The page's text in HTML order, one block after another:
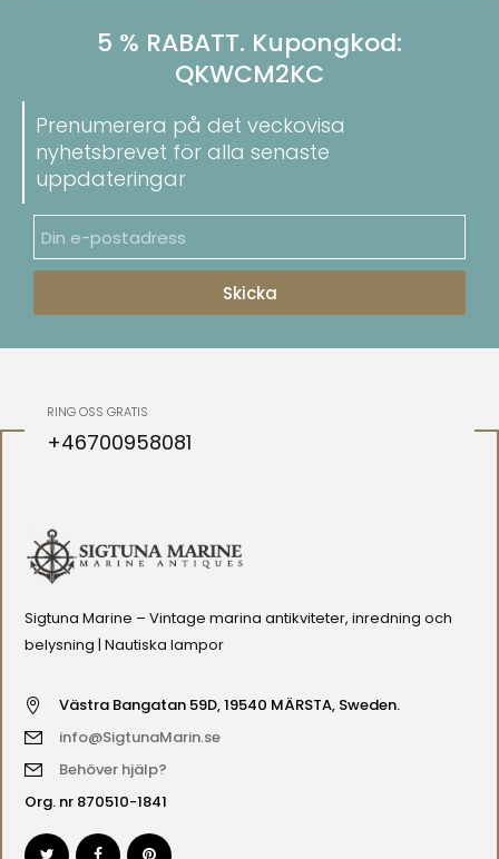
5 % RABATT. Kupongkod:
QKWCM2KC
Prenumerera på det veckovisa
nyhetsbrevet för alla senaste
uppdateringar
Skicka
RING OSS GRATIS
+46700958081
Sigtuna Marine – Vintage marina antikviteter, inredning och
belysning | Nautiska lampor
Västra Bangatan 59D, 19540 MÄRSTA, Sweden.
info@SigtunaMarin.se
Behöver hjälp?
Org. nr 870510-1841